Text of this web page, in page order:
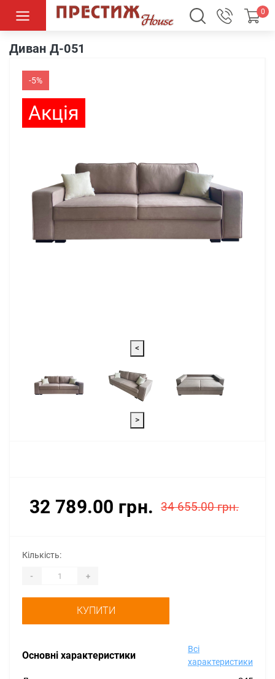
0
Диван Д-051
Диван Д-051
-5%
Акція
<
>
32 789.00 грн. 34 655.00 грн.
Основні характеристики
Всі
характеристики
Кількість:
- +
КУПИТИ